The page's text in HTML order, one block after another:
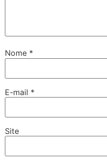
Nome *
E-mail *
Site